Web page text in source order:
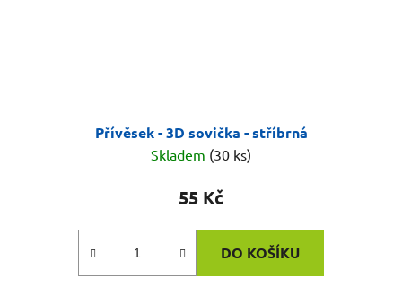
Přívěsek - 3D sovička - stříbrná
Skladem (30 ks)
55 Kč
DO KOŠÍKU